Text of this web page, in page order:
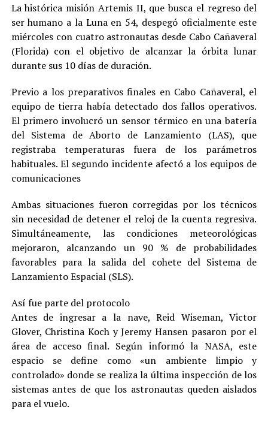
La histórica misión Artemis II, que busca el regreso del
ser humano a la Luna en 54, despegó oficialmente este
miércoles con cuatro astronautas desde Cabo Cañaveral
(Florida) con el objetivo de alcanzar la órbita lunar
durante sus 10 días de duración.
Previo a los preparativos finales en Cabo Cañaveral, el
equipo de tierra había detectado dos fallos operativos.
El primero involucró un sensor térmico en una batería
del Sistema de Aborto de Lanzamiento (LAS), que
registraba temperaturas fuera de los parámetros
habituales. El segundo incidente afectó a los equipos de
comunicaciones
Ambas situaciones fueron corregidas por los técnicos
sin necesidad de detener el reloj de la cuenta regresiva.
Simultáneamente, las condiciones meteorológicas
mejoraron, alcanzando un 90 % de probabilidades
favorables para la salida del cohete del Sistema de
Lanzamiento Espacial (SLS).
Así fue parte del protocolo
Antes de ingresar a la nave, Reid Wiseman, Victor
Glover, Christina Koch y Jeremy Hansen pasaron por el
área de acceso final. Según informó la NASA, este
espacio se define como «un ambiente limpio y
controlado» donde se realiza la última inspección de los
sistemas antes de que los astronautas queden aislados
para el vuelo.